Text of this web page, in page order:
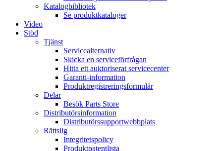
Katalogbibliotek
Se produktkataloger
Video
Stöd
Tjänst
Servicealternativ
Skicka en serviceförfrågan
Hitta ett auktoriserat servicecenter
Garanti-information
Produktregistreringsformulär
Delar
Besök Parts Store
Distributörsinformation
Distributörssupportwebbplats
Rättslig
Integritetspolicy
Produktpatentlista